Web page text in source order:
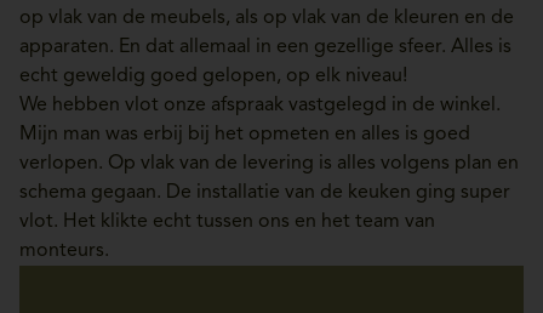
op vlak van de meubels, als op vlak van de kleuren en de
apparaten. En dat allemaal in een gezellige sfeer. Alles is
echt geweldig goed gelopen, op elk niveau!
We hebben vlot onze afspraak vastgelegd in de winkel.
Mijn man was erbij bij het opmeten en alles is goed
verlopen. Op vlak van de levering is alles volgens plan en
schema gegaan. De installatie van de keuken ging super
vlot. Het klikte echt tussen ons en het team van
monteurs.